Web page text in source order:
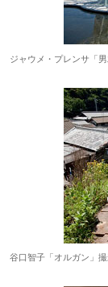
ジャウメ・プレンサ「
谷口智子「オルガン」